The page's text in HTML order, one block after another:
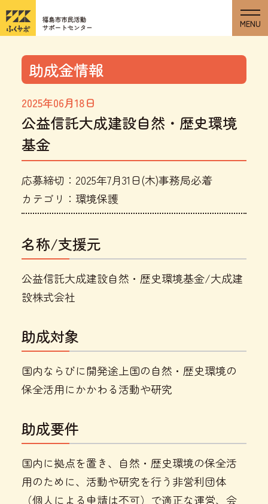
助成金情報
2025年06月18日
公益信託大成建設自然・歴史環境
基金
応募締切：2025年7月31日(木)事務局必着
カテゴリ：環境保護
名称/支援元
公益信託大成建設自然・歴史環境基金/大成建
設株式会社
助成対象
国内ならびに開発途上国の自然・歴史環境の
保全活用にかかわる活動や研究
助成要件
国内に拠点を置き、自然・歴史環境の保全活
用のために、活動や研究を行う非営利団体
（個人による申請は不可）で適正な運営、会